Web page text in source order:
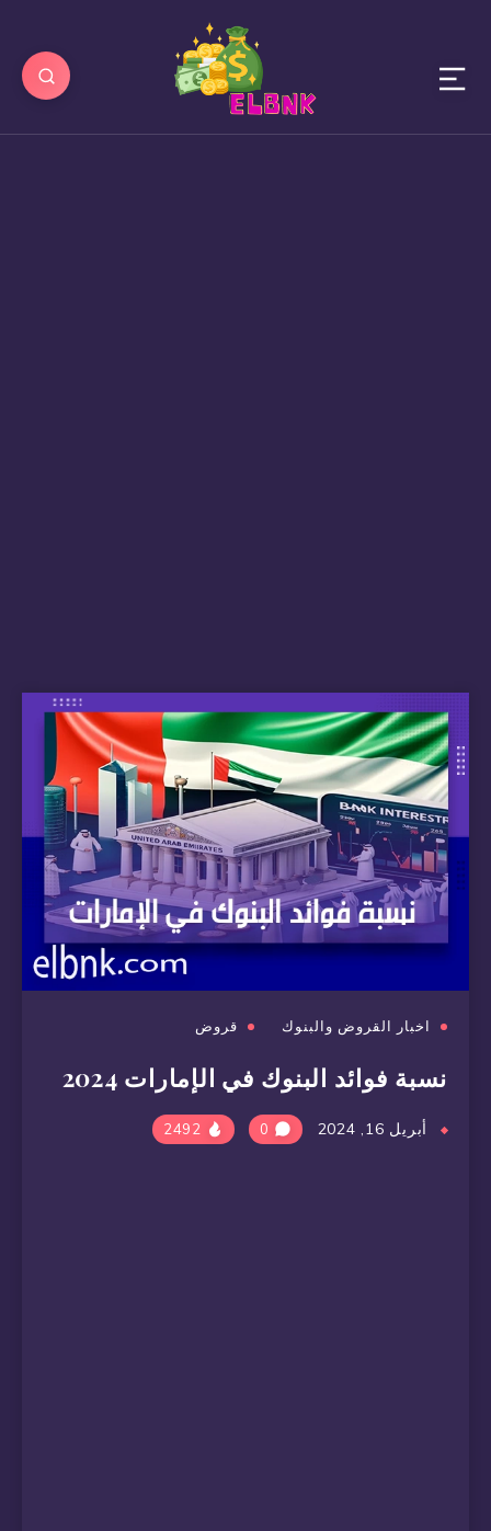
اخبار القروض والبنوك قروض
نسبة فوائد البنوك في الإمارات 2024
أبريل 16, 2024 0